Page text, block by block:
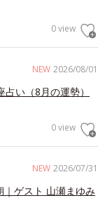
0 view
NEW 2026/08/01
い（8月の運勢）
0 view
NEW 2026/07/31
ゲスト 山瀬まゆみ